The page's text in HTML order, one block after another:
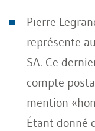
Pierre
représente
SA. Ce
compte
mention
Étant donné